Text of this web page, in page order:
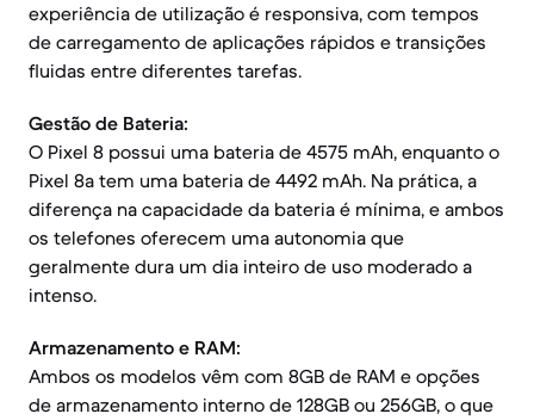
experiência de utilização é responsiva, com tempos
de carregamento de aplicações rápidos e transições
fluidas entre diferentes tarefas.
Gestão de Bateria:
O Pixel 8 possui uma bateria de 4575 mAh, enquanto o
Pixel 8a tem uma bateria de 4492 mAh. Na prática, a
diferença na capacidade da bateria é mínima, e ambos
os telefones oferecem uma autonomia que
geralmente dura um dia inteiro de uso moderado a
intenso.
Armazenamento e RAM:
Ambos os modelos vêm com 8GB de RAM e opções
de armazenamento interno de 128GB ou 256GB, o que